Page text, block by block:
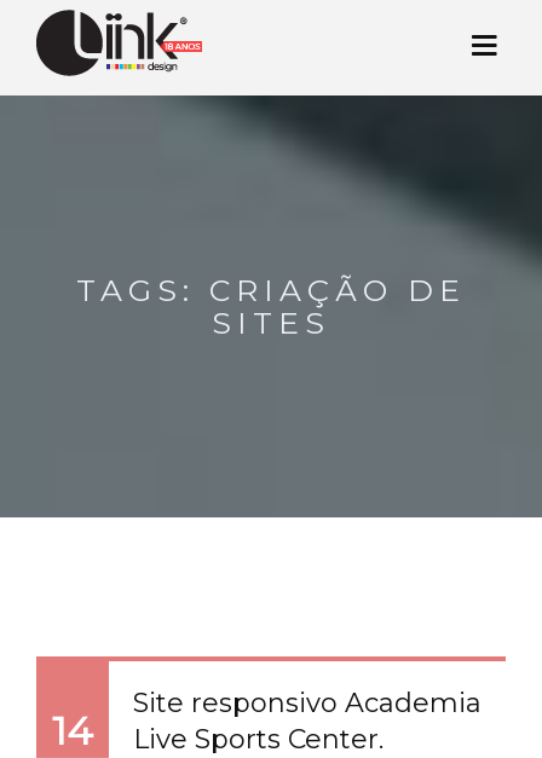
TAGS: CRIAÇÃO DE
SITES
14
Site responsivo Academia
Live Sports Center.